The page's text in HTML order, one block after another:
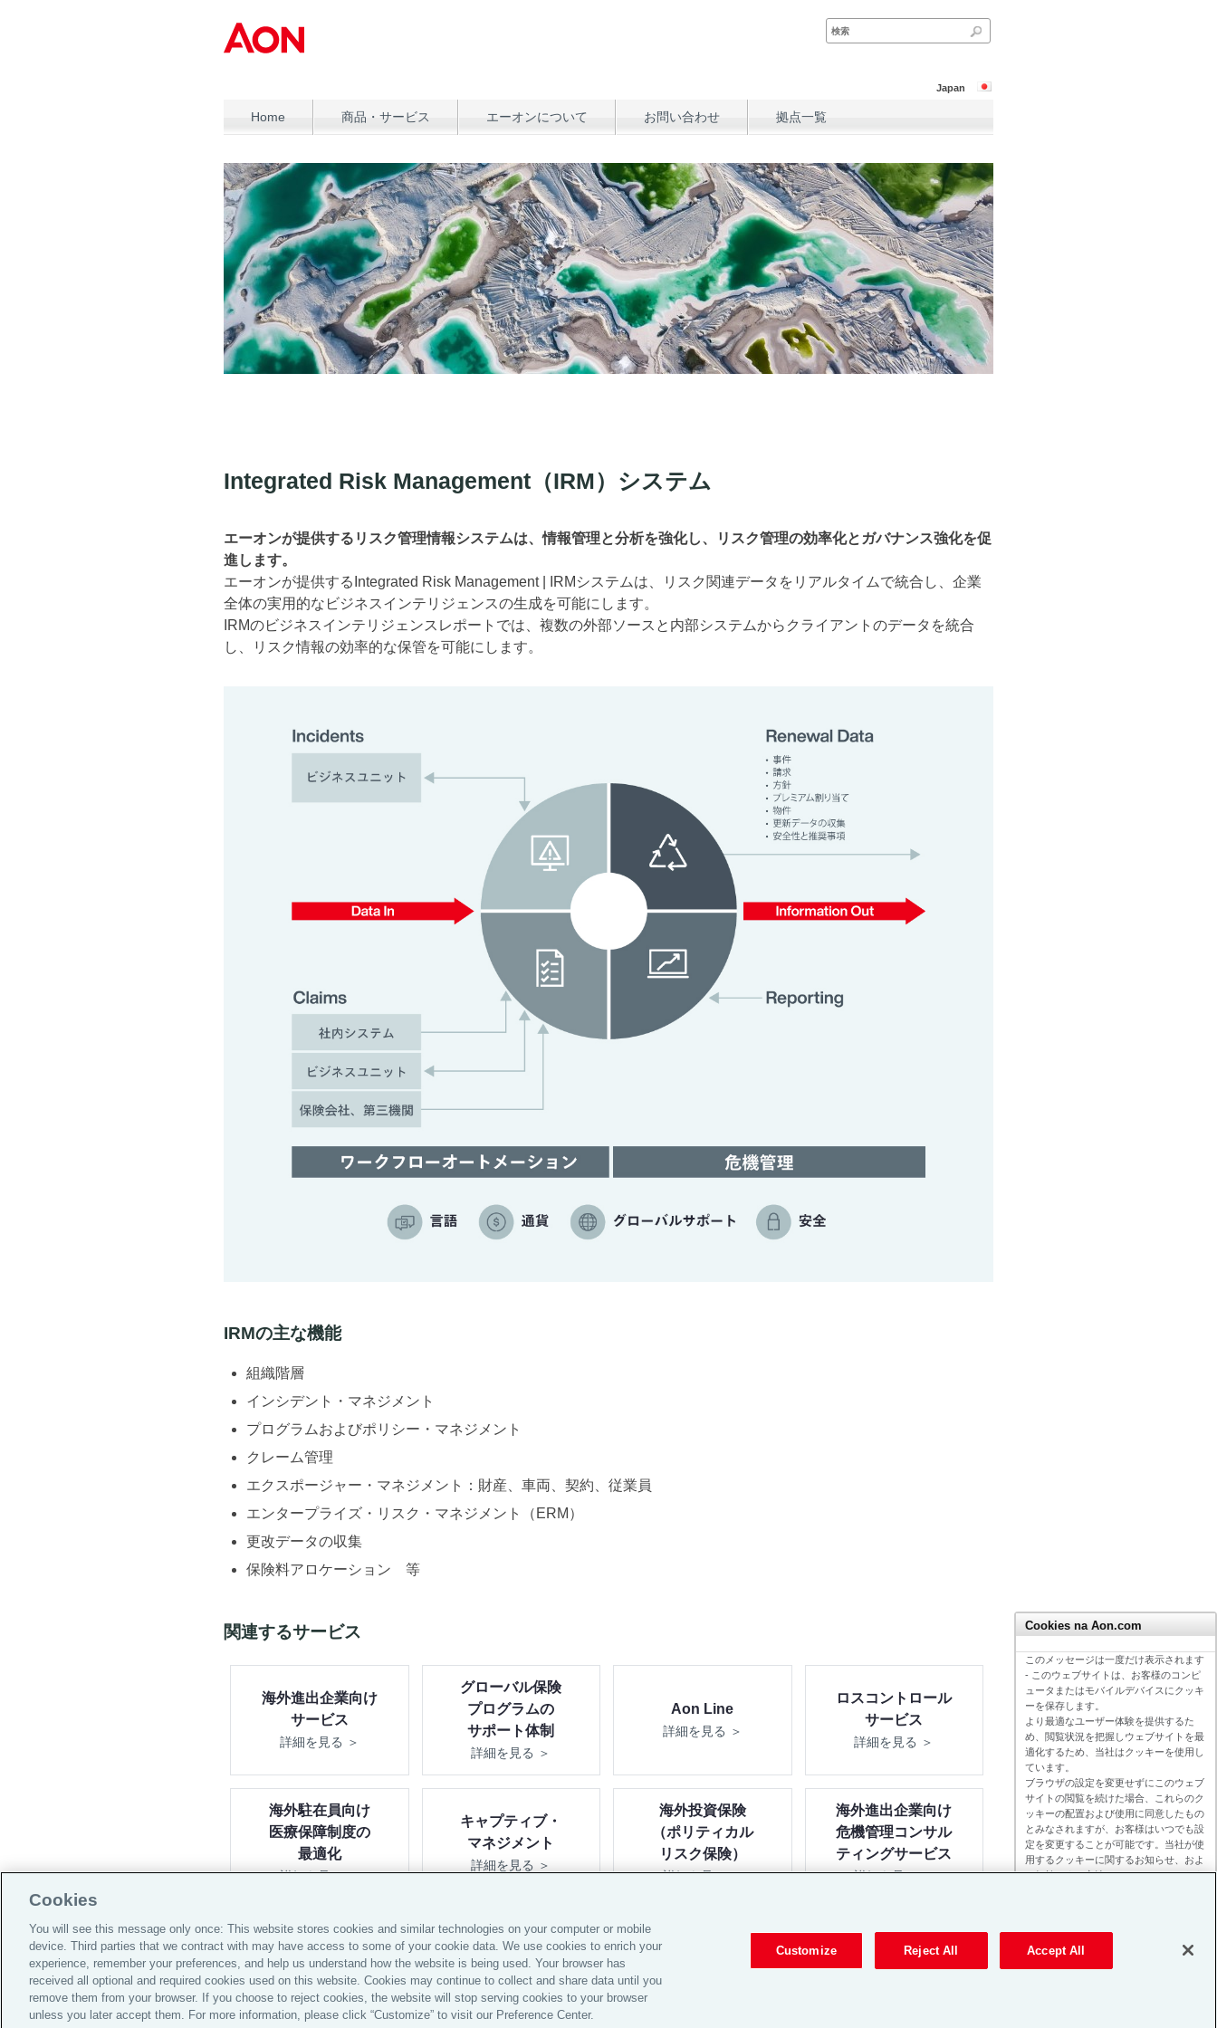
Japan
Home 商品・サービス エーオンについて お問い合わせ 拠点一覧
Integrated Risk Management（IRM）システム
エーオンが提供するリスク管理情報システムは、情報管理と分析を強化し、リスク管理の効率化とガバナンス強化を促
進します。
エーオンが提供するIntegrated Risk Management | IRMシステムは、リスク関連データをリアルタイムで統合し、企業
全体の実用的なビジネスインテリジェンスの生成を可能にします。
IRMのビジネスインテリジェンスレポートでは、複数の外部ソースと内部システムからクライアントのデータを統合
し、リスク情報の効率的な保管を可能にします。
IRMの主な機能
組織階層
インシデント・マネジメント
プログラムおよびポリシー・マネジメント
クレーム管理
エクスポージャー・マネジメント：財産、車両、契約、従業員
エンタープライズ・リスク・マネジメント（ERM）
更改データの収集
保険料アロケーション 等
関連するサービス
海外進出企業向け
サービス
詳細を見る ＞
グローバル保険
プログラムの
サポート体制
詳細を見る ＞
Aon Line
詳細を見る ＞
ロスコントロール
サービス
詳細を見る ＞
海外駐在員向け
医療保障制度の
最適化
詳細を見る ＞
キャプティブ・
マネジメント
詳細を見る ＞
海外投資保険
（ポリティカル
リスク保険）
詳細を見る ＞
海外進出企業向け
危機管理コンサル
ティングサービス
詳細を見る ＞
Global Home| 採用情報| IR情報|Legal| Privacy © 2026 Aon plc
Cookies na Aon.com
このメッセージは一度だけ表示されます
- このウェブサイトは、お客様のコンピ
ュータまたはモバイルデバイスにクッキ
ーを保存します。
より最適なユーザー体験を提供するた
め、閲覧状況を把握しウェブサイトを最
適化するため、当社はクッキーを使用し
ています。
ブラウザの設定を変更せずにこのウェブ
サイトの閲覧を続けた場合、これらのク
ッキーの配置および使用に同意したもの
とみなされますが、お客様はいつでも設
定を変更することが可能です。当社が使
用するクッキーに関するお知らせ、およ
び無効にする方法については、こちらを
Cookies
You will see this message only once: This website stores cookies and similar technologies on your computer or mobile
device. Third parties that we contract with may have access to some of your cookie data. We use cookies to enrich your
experience, remember your preferences, and help us understand how the website is being used. Your browser has
received all optional and required cookies used on this website. Cookies may continue to collect and share data until you
remove them from your browser. If you choose to reject cookies, the website will stop serving cookies to your browser
unless you later accept them. For more information, please click “Customize” to visit our Preference Center.
Customize Reject All Accept All